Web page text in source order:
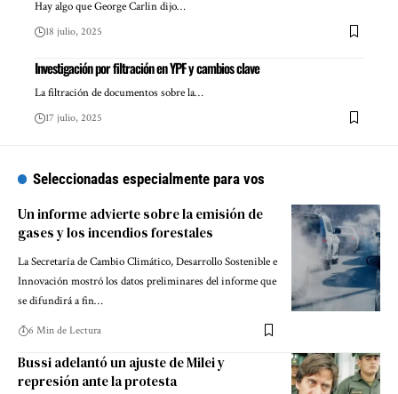
Hay algo que George Carlin dijo…
18 julio, 2025
Investigación por filtración en YPF y cambios clave
La filtración de documentos sobre la…
17 julio, 2025
Seleccionadas especialmente para vos
Un informe advierte sobre la emisión de
gases y los incendios forestales
La Secretaría de Cambio Climático, Desarrollo Sostenible e
Innovación mostró los datos preliminares del informe que
se difundirá a fin…
6 Min de Lectura
Bussi adelantó un ajuste de Milei y
represión ante la protesta